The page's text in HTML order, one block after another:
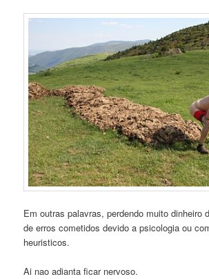
Em outras palavras, perdendo muito dinheiro
de erros cometidos devido a psicologia ou
heuristicos.
Ai nao adianta ficar nervoso.